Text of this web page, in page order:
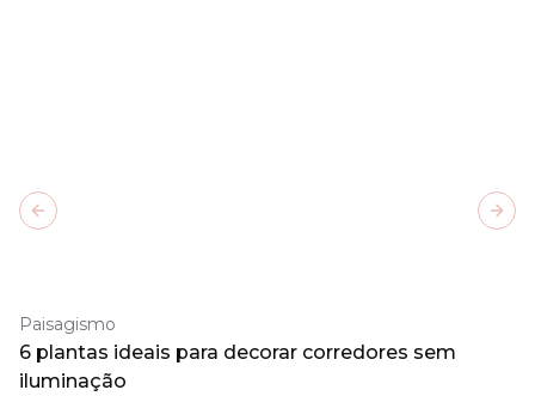
Paisagismo
6 plantas ideais para decorar corredores sem
iluminação
Previous slide